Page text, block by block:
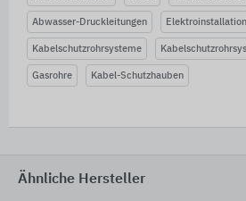
Abwasser-Druckleitungen
Kabelschutzrohrsysteme
Gasrohre Kabel-Schutzhauben
Ähnliche Hersteller